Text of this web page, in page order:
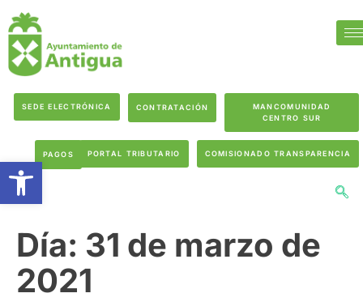
SEDE ELECTRÓNICA CONTRATACIÓN
MANCOMUNIDAD
CENTRO SUR
PAGOS PORTAL TRIBUTARIO COMISIONADO TRANSPARENCIA
Día: 31 de marzo de
2021
Abrir barra de herramientas